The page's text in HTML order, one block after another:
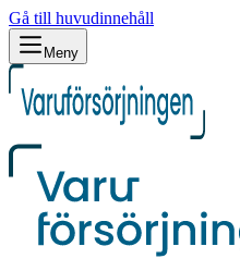
Gå till huvudinnehåll
Meny